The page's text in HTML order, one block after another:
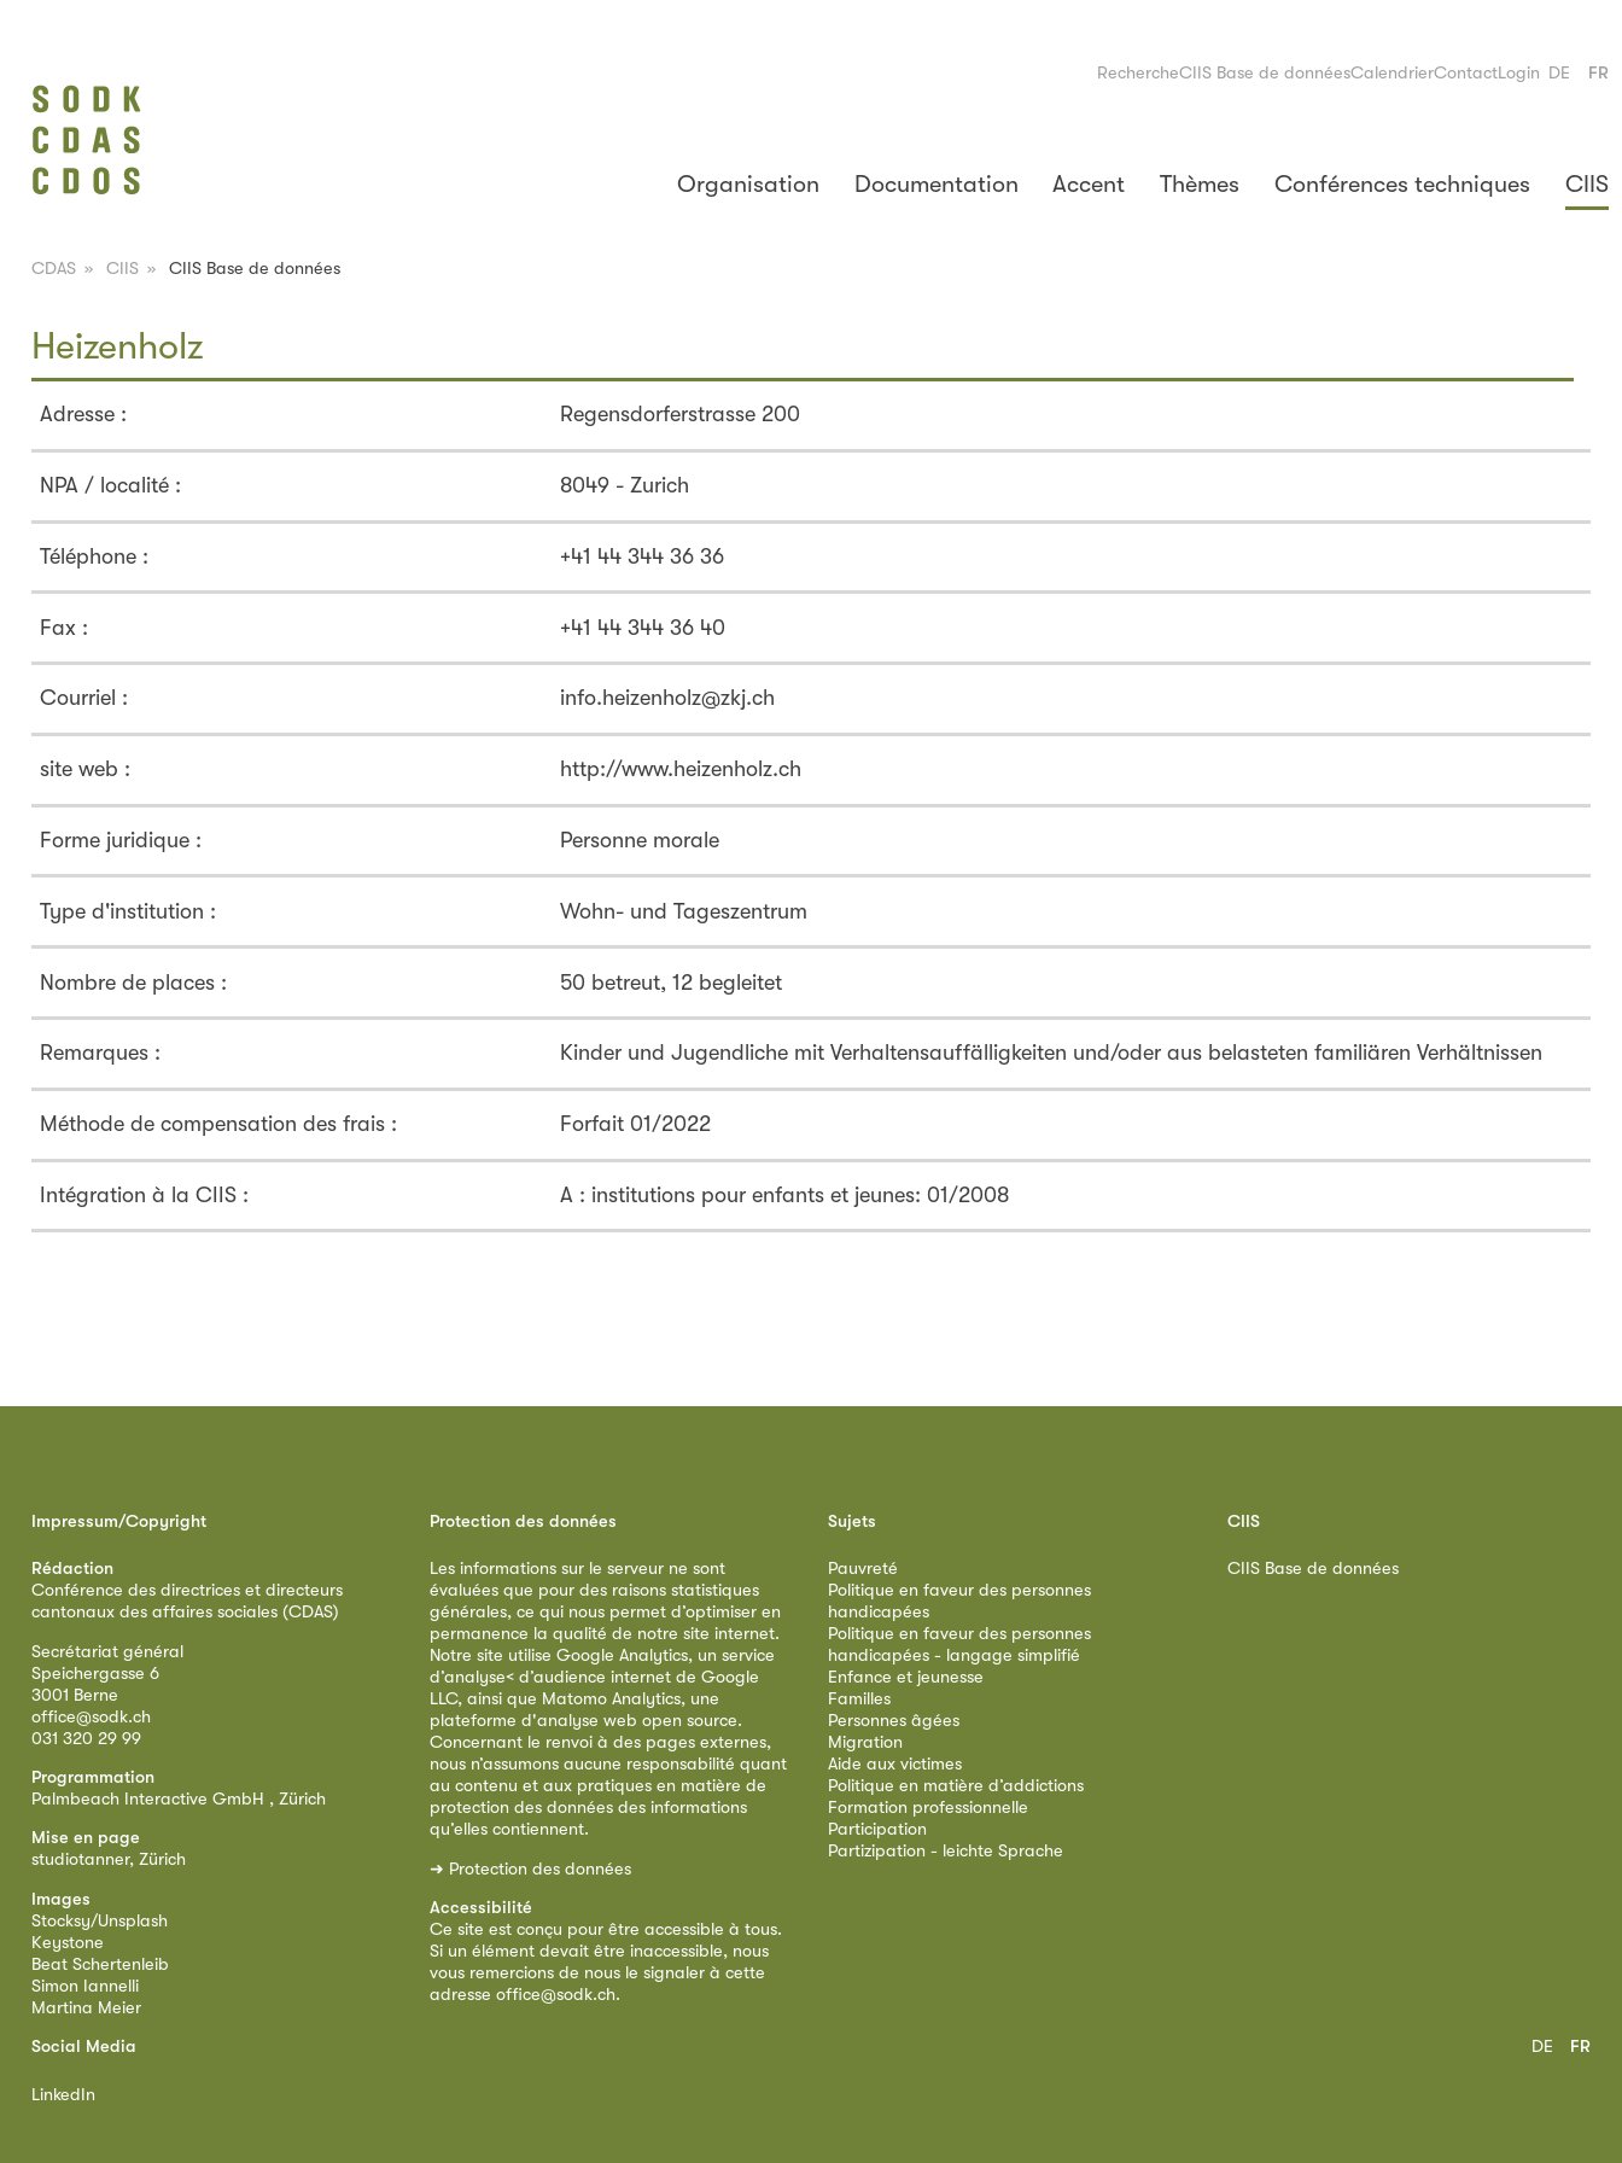
RechercheCIIS Base de donnéesCalendrierContactLogin DE FR
Organisation Documentation Accent Thèmes Conférences techniques CIIS
CDAS » CIIS » CIIS Base de données
Heizenholz
Adresse : Regensdorferstrasse 200
NPA / localité : 8049 - Zurich
Téléphone : +41 44 344 36 36
Fax : +41 44 344 36 40
Courriel : info.heizenholz@zkj.ch
site web : http://www.heizenholz.ch
Forme juridique : Personne morale
Type d'institution : Wohn- und Tageszentrum
Nombre de places : 50 betreut, 12 begleitet
Remarques : Kinder und Jugendliche mit Verhaltensauffälligkeiten und/oder aus belasteten familiären Verhältnissen
Méthode de compensation des frais : Forfait 01/2022
Intégration à la CIIS : A : institutions pour enfants et jeunes: 01/2008
Impressum/Copyright
Rédaction
Conférence des directrices et directeurs
cantonaux des affaires sociales (CDAS)
Secrétariat général
Speichergasse 6
3001 Berne
office@sodk.ch
031 320 29 99
Programmation
Palmbeach Interactive GmbH , Zürich
Mise en page
studiotanner, Zürich
Images
Stocksy/Unsplash
Keystone
Beat Schertenleib
Simon Iannelli
Martina Meier
Protection des données
Les informations sur le serveur ne sont
évaluées que pour des raisons statistiques
générales, ce qui nous permet d’optimiser en
permanence la qualité de notre site internet.
Notre site utilise Google Analytics, un service
d’analyse< d’audience internet de Google
LLC, ainsi que Matomo Analytics, une
plateforme d'analyse web open source.
Concernant le renvoi à des pages externes,
nous n’assumons aucune responsabilité quant
au contenu et aux pratiques en matière de
protection des données des informations
qu’elles contiennent.
➜ Protection des données
Accessibilité
Ce site est conçu pour être accessible à tous.
Si un élément devait être inaccessible, nous
vous remercions de nous le signaler à cette
adresseoffice@sodk.ch.
Sujets
Pauvreté
Politique en faveur des personnes
handicapées
Politique en faveur des personnes
handicapées - langage simplifié
Enfance et jeunesse
Familles
Personnes âgées
Migration
Aide aux victimes
Politique en matière d’addictions
Formation professionnelle
Participation
Partizipation - leichte Sprache
CIIS
CIIS Base de données
Social Media
LinkedIn
DE FR